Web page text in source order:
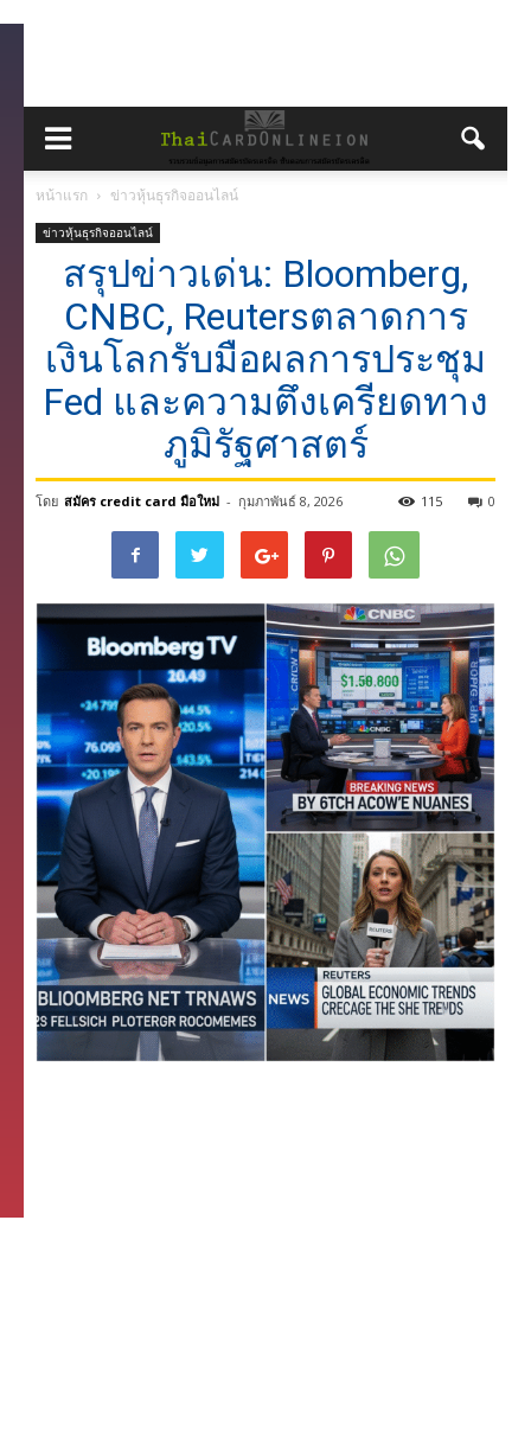
หน้าแรก ข่าวหุ้นธุรกิจออนไลน์
ข่าวหุ้นธุรกิจออนไลน์
สรุปข่าวเด่น: Bloomberg,
CNBC, Reutersตลาดการ
เงินโลกรับมือผลการประชุม
Fed และความตึงเครียดทาง
ภูมิรัฐศาสตร์
โดย สมัคร credit card มือใหม่ - กุมภาพันธ์ 8, 2026 0
115